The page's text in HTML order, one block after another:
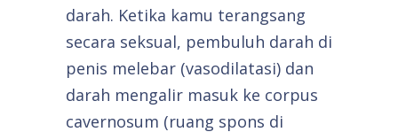
darah. Ketika kamu terangsang
secara seksual, pembuluh darah di
penis melebar (vasodilatasi) dan
darah mengalir masuk ke corpus
cavernosum (ruang spons di